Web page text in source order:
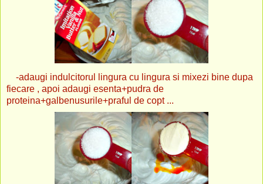
-adaugi indulcitorul lingura cu lingura si mixezi bine dupa
fiecare , apoi adaugi esenta+pudra de
proteina+galbenusurile+praful de copt ...